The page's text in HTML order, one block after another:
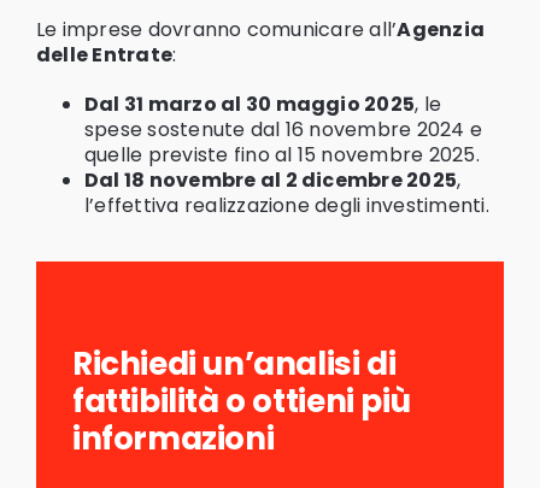
Le imprese dovranno comunicare all’Agenzia
delle Entrate:
Dal 31 marzo al 30 maggio 2025, le
spese sostenute dal 16 novembre 2024 e
quelle previste fino al 15 novembre 2025.
Dal 18 novembre al 2 dicembre 2025,
l’effettiva realizzazione degli investimenti.
Richiedi un’analisi di
fattibilità o ottieni più
informazioni